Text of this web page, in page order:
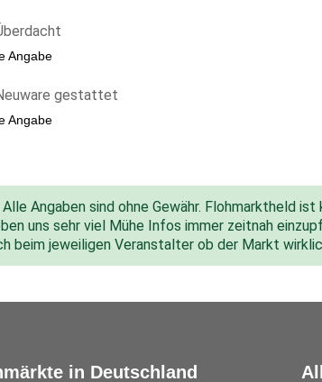
Angabe
gestattet
Angabe
Alle Angaben sind ohne Gewähr. Flohmarktheld
uns sehr viel Mühe Infos immer zeitnah
beim jeweiligen Veranstalter ob der Markt
in Deutschland